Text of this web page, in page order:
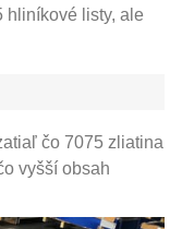
hliníkové listy, ale
čo 7075 zliatina
vyšší obsah